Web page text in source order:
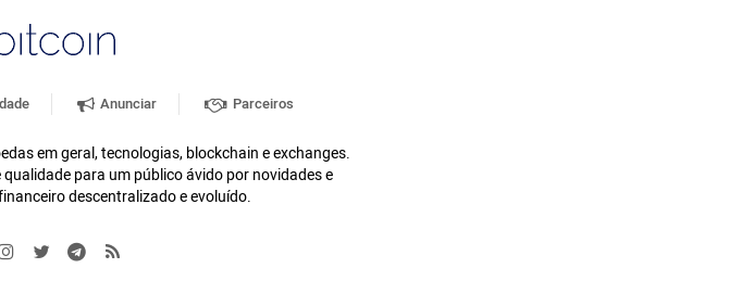
Anunciar Parceiros
em geral, tecnologias, blockchain e exchanges.
para um público ávido por novidades e
descentralizado e evoluído.